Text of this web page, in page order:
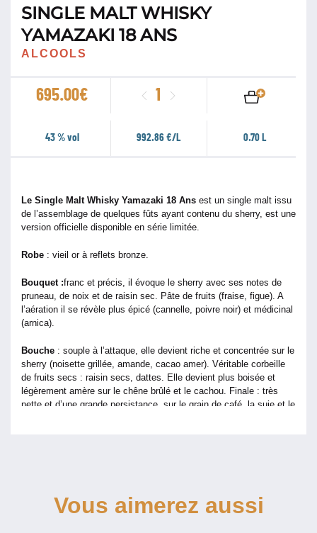
SINGLE MALT WHISKY
YAMAZAKI 18 ANS
ALCOOLS
695.00€
18
Ans
43 % vol 992.86 €/L 0.70 L
Le Single Malt Whisky Yamazaki 18 Ans est un single malt issu
de l’assemblage de quelques fûts ayant contenu du sherry, est une
version officielle disponible en série limitée.
Robe : vieil or à reflets bronze.
Bouquet :franc et précis, il évoque le sherry avec ses notes de
pruneau, de noix et de raisin sec. Pâte de fruits (fraise, figue). A
l’aération il se révèle plus épicé (cannelle, poivre noir) et médicinal
(arnica).
Bouche : souple à l’attaque, elle devient riche et concentrée sur le
sherry (noisette grillée, amande, cacao amer). Véritable corbeille
de fruits secs : raisin secs, dattes. Elle devient plus boisée et
légèrement amère sur le chêne brûlé et le cachou. Finale : très
nette et d’une grande persistance, sur le grain de café, la suie et le
modération pour faire durer le plaisir !!
Vous aimerez aussi